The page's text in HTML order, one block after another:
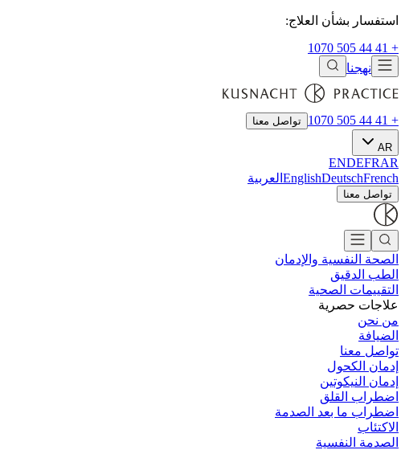
استفسار بشأن العلاج:
+ 41 44 505 1070
نهجنا
+ 41 44 505 1070 تواصل معنا
AR
ENDEFRAR
EnglishDeutschFrench العربية
تواصل معنا
الصحة النفسية والإدمان
الطب الدقيق
التقييمات الصحية
علاجات حصرية
من نحن
الضيافة
تواصل معنا
إدمان الكحول
إدمان النيكوتين
اضطراب القلق
اضطراب ما بعد الصدمة
الاكتئاب
الصدمة النفسية